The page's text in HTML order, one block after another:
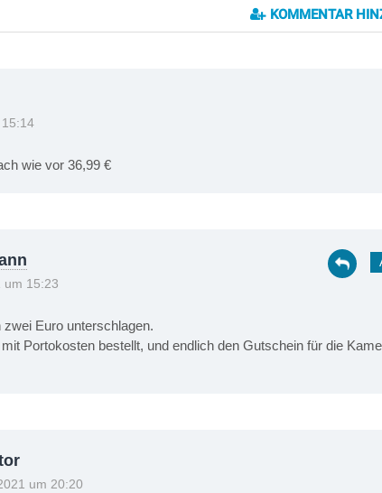
KOMMENTAR
wie vor 36,99 €
um 15:23
zwei Euro unterschlagen.
Portokosten bestellt, und endlich den Gutschein für die
um 20:20